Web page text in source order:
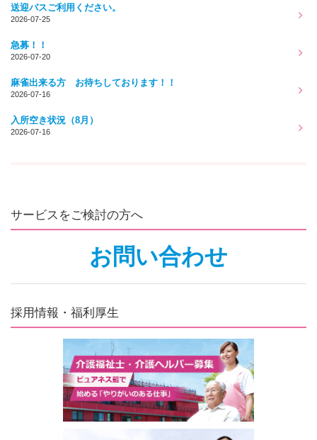
送迎バスご利用ください。
2026-07-25
急募！！
2026-07-20
麻雀出来る方 お待ちしております！！
2026-07-16
入所空き状況（8月）
2026-07-16
サービスをご検討の方へ
お問い合わせ
採用情報・福利厚生